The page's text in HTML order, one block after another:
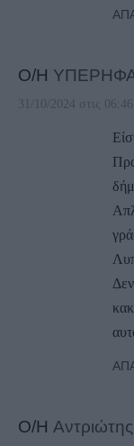
Ο/Η
31/10/2024 στις 06:46
Ο/Η Αντριώτης